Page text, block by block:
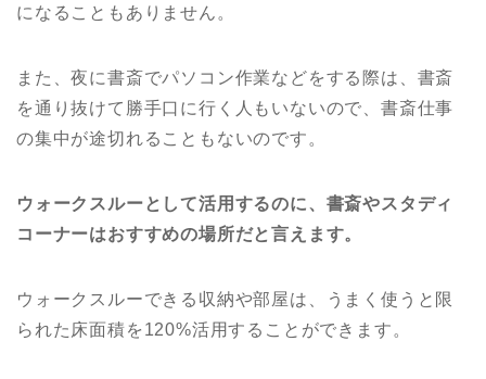
になることもありません。
また、夜に書斎でパソコン作業などをする際は、書斎
を通り抜けて勝手口に行く人もいないので、書斎仕事
の集中が途切れることもないのです。
ウォークスルーとして活用するのに、書斎やスタディ
コーナーはおすすめの場所だと言えます。
ウォークスルーできる収納や部屋は、うまく使うと限
られた床面積を120%活用することができます。